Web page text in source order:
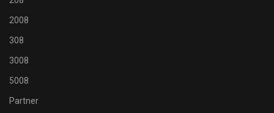
2008
308
3008
5008
Partner